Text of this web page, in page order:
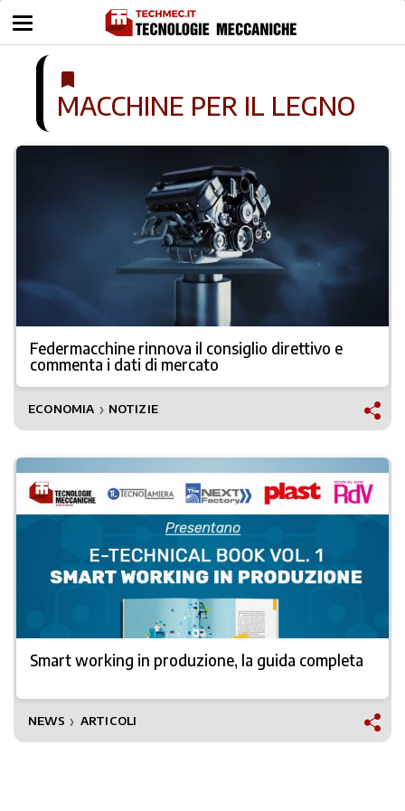
bookmark
MACCHINE PER IL LEGNO
Federmacchine rinnova il consiglio direttivo e
commenta i dati di mercato
ECONOMIA ❯ NOTIZIE
Smart working in produzione, la guida completa
NEWS ❯ ARTICOLI